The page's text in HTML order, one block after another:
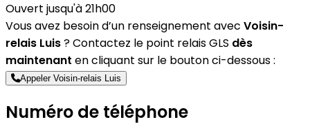
Ouvert jusqu'à 21h00
Vous avez besoin d’un renseignement avec Voisin-
relais Luis? Contactez le point relais GLS dès
maintenant en cliquant sur le bouton ci-dessous :
Appeler Voisin-relais Luis
Numéro de téléphone